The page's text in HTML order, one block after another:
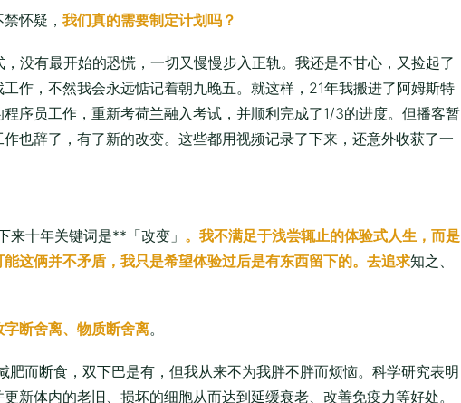
怀疑， 我们真的需要制定计划吗？
没有最开始的恐慌，一切又慢慢步入正轨。我还是不甘心，又捡起了
作，不然我会永远惦记着朝九晚五。就这样，21年我搬进了阿姆斯特
序员工作，重新考荷兰融入考试，并顺利完成了1/3的进度。但播客暂
也辞了，有了新的改变。这些都用视频记录了下来，还意外收获了一
来十年关键词是**「改变」 。我不满足于浅尝辄止的体验式人生，而是
这俩并不矛盾，我只是希望体验过后是有东西留下的。去追求知之、
断舍离、物质断舍离。
肥而断食，双下巴是有，但我从来不为我胖不胖而烦恼。科学研究表明
更新体内的老旧、损坏的细胞从而达到延缓衰老、改善免疫力等好处。